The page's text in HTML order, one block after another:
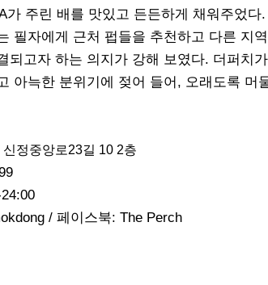
가 주린 배를 맛있고 든든하게 채워주었다.
필자에게 근처 펍들을 추천하고 다른 지
되고자 하는 의지가 강해 보였다. 더퍼치
아늑한 분위기에 젖어 들어, 오래도록 머
정중앙로23길 10 2층
/ 페이스북: The Perch